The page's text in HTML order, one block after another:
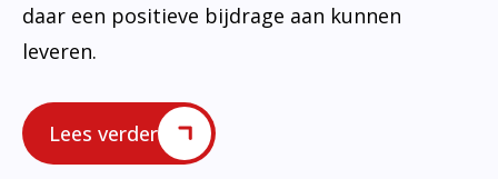
daar een positieve bijdrage aan kunnen
leveren.
Lees verder